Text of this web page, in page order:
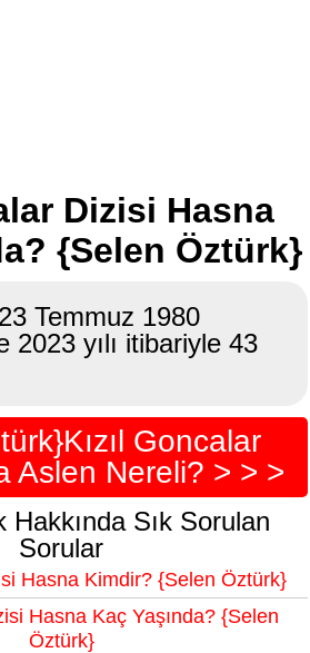
Dizisi Hasna
{Selen Öztürk}
Temmuz 1980
2023 yılı itibariyle 43
Goncalar
Aslen Nereli? > > >
Sık Sorulan
Sorular
Hasna Kimdir? {Selen Öztürk}
Hasna Kaç Yaşında? {Selen
Öztürk}